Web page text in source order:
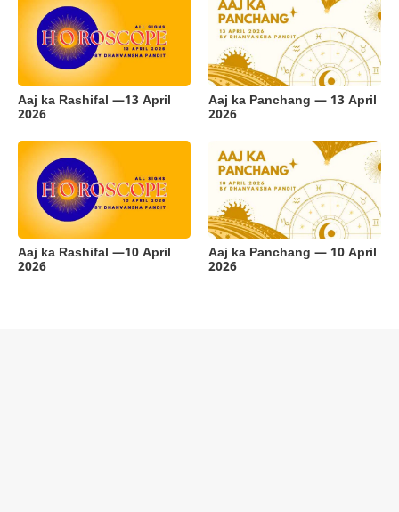
Aaj ka Rashifal —13 April
2026
Aaj ka Panchang — 13 April
2026
Aaj ka Rashifal —10 April
2026
Aaj ka Panchang — 10 April
2026